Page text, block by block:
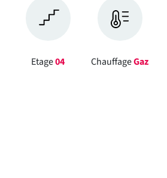
Etage04 ChauffageGaz